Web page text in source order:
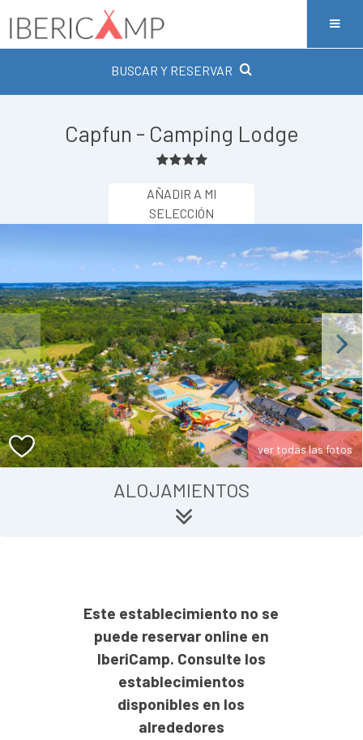
BUSCAR Y RESERVAR
Capfun - Camping Lodge
AÑADIR A MI
SELECCIÓN
Next
ver todas las fotos
ALOJAMIENTOS
Este establecimiento no se
puede reservar online en
IberiCamp. Consulte los
establecimientos
disponibles en los
alrededores